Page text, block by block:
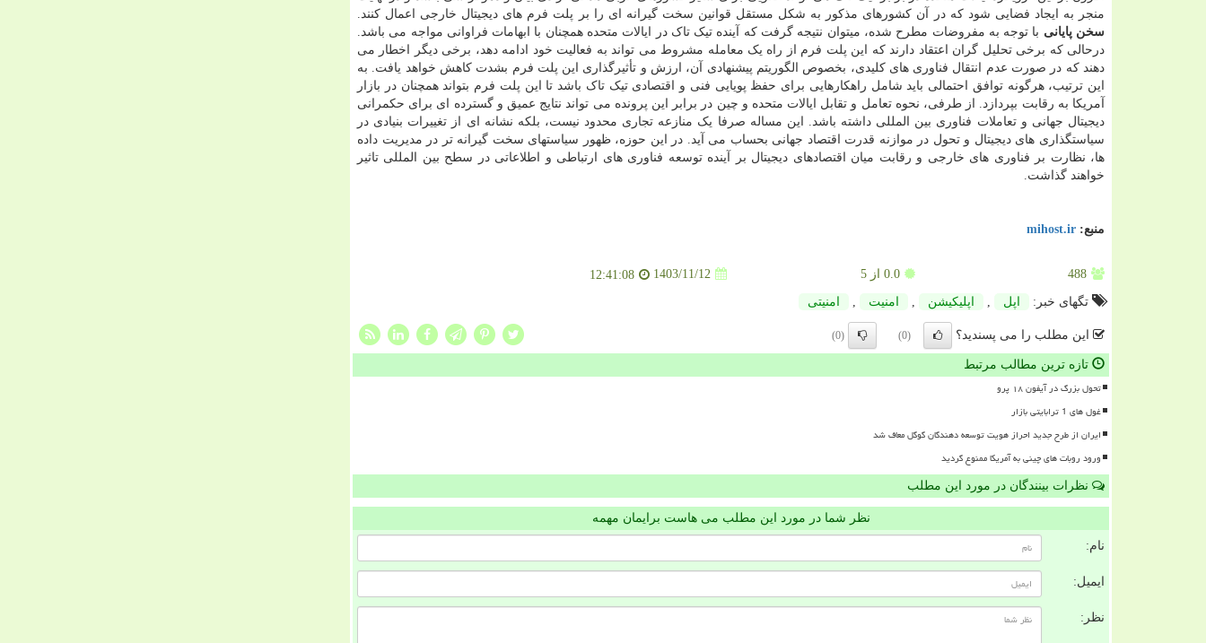
منجر به ایجاد فضایی شود که در آن کشورهای مذکور به شکل مستقل قوانین سخت گیرانه ای را بر پلت فرم های دیجیتال خارجی اعمال کنند.
سخن پایانی با توجه به مفروضات مطرح شده، میتوان نتیجه گرفت که آینده تیک تاک در ایالات متحده همچنان با ابهامات فراوانی مواجه می باشد.
درحالی که برخی تحلیل گران اعتقاد دارند که این پلت فرم از راه یک معامله مشروط می تواند به فعالیت خود ادامه دهد، برخی دیگر اخطار می
دهند که در صورت عدم انتقال فناوری های کلیدی، بخصوص الگوریتم پیشنهادی آن، ارزش و تأثیرگذاری این پلت فرم بشدت کاهش خواهد یافت. به
این ترتیب، هرگونه توافق احتمالی باید شامل راهکارهایی برای حفظ پویایی فنی و اقتصادی تیک تاک باشد تا این پلت فرم بتواند همچنان در بازار
آمریکا به رقابت بپردازد. از طرفی، نحوه تعامل و تقابل ایالات متحده و چین در برابر این پرونده می تواند نتایج عمیق و گسترده ای برای حکمرانی
دیجیتال جهانی و تعاملات فناوری بین المللی داشته باشد. این مساله صرفا یک منازعه تجاری محدود نیست، بلکه نشانه ای از تغییرات بنیادی در
سیاستگذاری های دیجیتال و تحول در موازنه قدرت اقتصاد جهانی بحساب می آید. در این حوزه، ظهور سیاستهای سخت گیرانه تر در مدیریت داده
ها، نظارت بر فناوری های خارجی و رقابت میان اقتصادهای دیجیتال بر آینده توسعه فناوری های ارتباطی و اطلاعاتی در سطح بین المللی تاثیر
خواهند گذاشت.
منبع: mihost.ir
488
0.0از 5 1403/11/12
12:41:08
تگهای خبر:
اپل اپلیكیشن امنیت امنیتی
این مطلب را می پسندید؟ (0)
(0)
تازه ترین مطالب مرتبط
تحول بزرگ در آیفون ۱۸ پرو
غول های 1 ترابایتی بازار
ایران از طرح جدید احراز هویت توسعه دهندگان گوگل معاف شد
ورود روبات های چینی به آمریکا ممنوع گردید
نظرات بینندگان در مورد این مطلب
نظر شما در مورد این مطلب می هاست برایمان مهمه
نام:
ایمیل:
نظر: